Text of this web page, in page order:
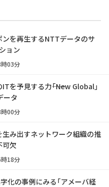
を再生するNTTデータのサ
ョン
03分
を予見する力――「New Global」
ータ
00分
み出すネットワーク組織の推
可欠
18分
化の事例にみる「アメーバ経